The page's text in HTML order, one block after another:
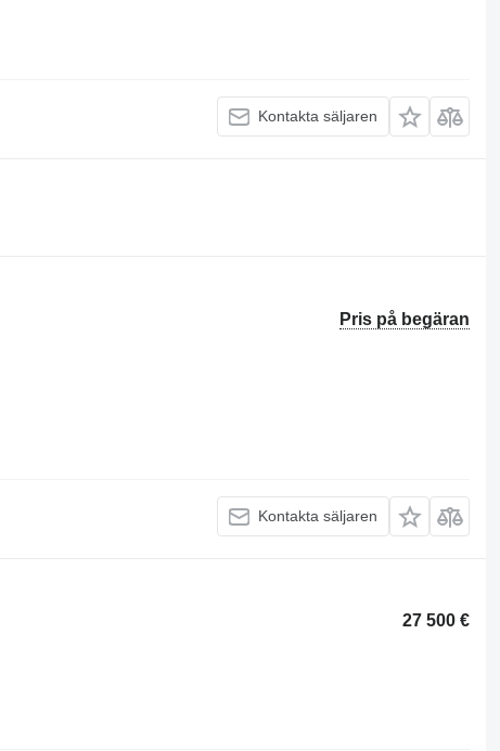
Kontakta säljaren
Pris på begäran
Kontakta säljaren
27 500 €